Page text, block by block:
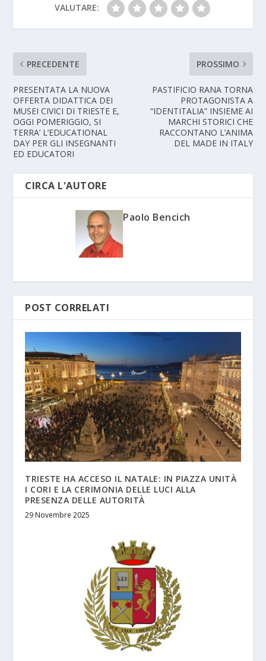
VALUTARE:
PRECEDENTE
PRESENTATA LA NUOVA
OFFERTA DIDATTICA DEI
MUSEI CIVICI DI TRIESTE E,
OGGI POMERIGGIO, SI
TERRA’ L’EDUCATIONAL
DAY PER GLI INSEGNANTI
ED EDUCATORI
PROSSIMO
PASTIFICIO RANA TORNA
PROTAGONISTA A
“IDENTITALIA” INSIEME AI
MARCHI STORICI CHE
RACCONTANO L’ANIMA
DEL MADE IN ITALY
CIRCA L'AUTORE
Paolo Bencich
POST CORRELATI
TRIESTE HA ACCESO IL NATALE: IN PIAZZA UNITÀ
I CORI E LA CERIMONIA DELLE LUCI ALLA
PRESENZA DELLE AUTORITÀ
29 Novembre 2025